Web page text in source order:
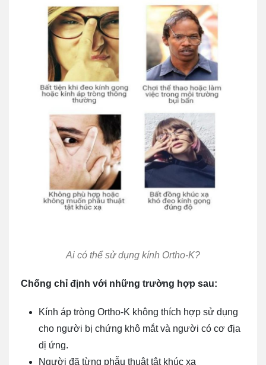
Ai có thể sử dụng kính Ortho-K?
Chống chỉ định với những trường hợp sau:
Kính áp tròng Ortho-K không thích hợp sử dụng
cho người bị chứng khô mắt và người có cơ địa
dị ứng.
Người đã từng phẫu thuật tật khúc xạ